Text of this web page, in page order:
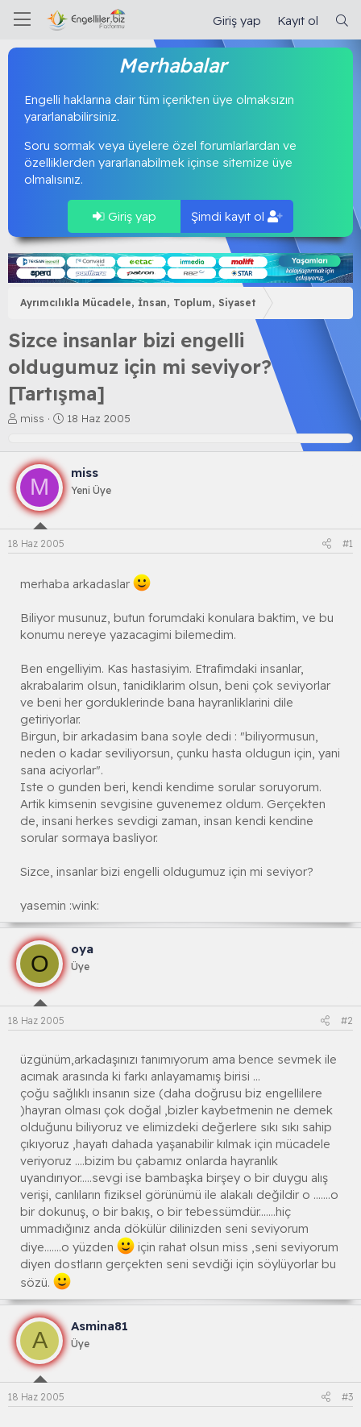
Giriş yap Kayıt ol
Merhabalar
Engelli haklarına dair tüm içerikten üye olmaksızın
yararlanabilirsiniz.
Soru sormak veya üyelere özel forumlarlardan ve
özelliklerden yararlanabilmek içinse sitemize üye
olmalısınız.
Giriş yap Şimdi kayıt ol
Ayrımcılıkla Mücadele, İnsan, Toplum, Siyaset
Sizce insanlar bizi engelli
oldugumuz için mi seviyor?
[Tartışma]
K
b
u
y
u
b
a
ş
t
n
miss
B
a
n
ç
i
i
18 Haz 2005
M
miss
Yeni Üye
18 Haz 2005 #1
merhaba arkadaslar
Biliyor musunuz, butun forumdaki konulara baktim, ve bu
konumu nereye yazacagimi bilemedim.
Ben engelliyim. Kas hastasiyim. Etrafimdaki insanlar,
akrabalarim olsun, tanidiklarim olsun, beni çok seviyorlar
ve beni her gorduklerinde bana hayranliklarini dile
getiriyorlar.
Birgun, bir arkadasim bana soyle dedi : "biliyormusun,
neden o kadar seviliyorsun, çunku hasta oldugun için, yani
sana aciyorlar".
Iste o gunden beri, kendi kendime sorular soruyorum.
Artik kimsenin sevgisine guvenemez oldum. Gerçekten
de, insani herkes sevdigi zaman, insan kendi kendine
sorular sormaya basliyor.
Sizce, insanlar bizi engelli oldugumuz için mi seviyor?
yasemin :wink:
O
oya
Üye
18 Haz 2005 #2
üzgünüm,arkadaşınızı tanımıyorum ama bence sevmek ile
acımak arasında ki farkı anlayamamış birisi ...
çoğu sağlıklı insanın size (daha doğrusu biz engellilere
)hayran olması çok doğal ,bizler kaybetmenin ne demek
olduğunu biliyoruz ve elimizdeki değerlere sıkı sıkı sahip
çıkıyoruz ,hayatı dahada yaşanabilir kılmak için mücadele
veriyoruz ....bizim bu çabamız onlarda hayranlık
uyandırıyor.....sevgi ise bambaşka birşey o bir duygu alış
verişi, canlıların fiziksel görünümü ile alakalı değildir o .......o
bir dokunuş, o bir bakış, o bir tebessümdür.......hiç
ummadığınız anda dökülür dilinizden seni seviyorum
diye.......o yüzden
için rahat olsun miss ,seni seviyorum
diyen dostların gerçekten seni sevdiği için söylüyorlar bu
sözü.
A
Asmina81
Üye
18 Haz 2005 #3